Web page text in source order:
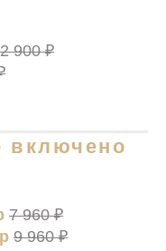
2 900 ₽
включено
7 960 ₽
9 960 ₽